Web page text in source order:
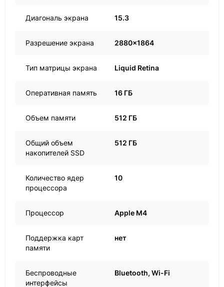
Диагональ экрана 15.3
Разрешение экрана 2880x1864
Тип матрицы экрана Liquid Retina
Оперативная память 16 ГБ
Объем памяти 512 ГБ
Общий объем
накопителей SSD
512 ГБ
Количество ядер
процессора
10
Процессор Apple M4
Поддержка карт
памяти
нет
Беспроводные
интерфейсы
Bluetooth, Wi-Fi